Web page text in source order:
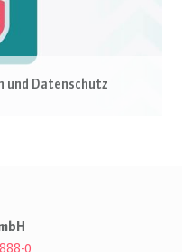
und Datenschutz
0